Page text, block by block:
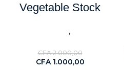
Vegetable Stock
,
CFA2.000,00
CFA1.000,00